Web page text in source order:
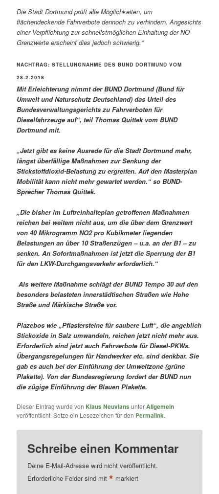
Die Stadt Dortmund prüft alle Möglichkeiten, um
flächendeckende Fahrverbote dennoch zu verhindern. Angesichts
einer Verpflichtung zur schnellstmöglichen Einhaltung der NO-
Grenzwerte erscheint dies jedoch schwierig.“
NACHTRAG: STELLUNGNAHME DES BUND DORTMUND VOM
28.2.2018
Mit Erleichterung nimmt der BUND Dortmund (Bund für
Umwelt und Naturschutz Deutschland) das Urteil des
Bundesverwaltungsgerichts zu Fahrverboten für
Dieselfahrzeuge auf“, teil Thomas Quittek vom BUND
Dortmund mit.
„Jetzt gibt es keine Ausrede für die Stadt Dortmund mehr,
längst überfällige Maßnahmen zur Senkung der
Stickstoffdioxid-Belastung zu ergreifen. Auf den Masterplan
Mobilität kann nicht mehr gewartet werden.“ so BUND-
Sprecher Thomas Quittek.
„Die bisher im Luftreinhalteplan getroffenen Maßnahmen
reichen bei weitem nicht aus, um die über dem Grenzwert
von 40 Mikrogramm NO2 pro Kubikmeter liegenden
Belastungen an über 10 Straßenzügen – u.a. an der B1 – zu
senken. An Sofortmaßnahmen ist jetzt die Sperrung der B1
für den LKW-Durchgangsverkehr erforderlich.“
Als weitere Maßnahme schlägt der BUND Tempo 30 auf den
besonders belasteten innerstädtischen Straßen wie Hohe
Straße und Märkische Straße vor.
Plazebos wie „Pflastersteine für saubere Luft“, die angeblich
Stickoxide in Salz umwandeln, reichen jetzt nicht mehr aus.
Erforderlich sind jetzt auch Fahrverbote für Diesel-PKWs.
Übergangsregelungen für Handwerker etc. sind denkbar. Sie
gab es auch bei der Einführung der Umweltzone (grüne
Plakette). Von der Bundesregierung fordert der BUND nun
die zügige Einführung der Blauen Plakette.
Dieser Eintrag wurde von Klaus Neuvians unterAllgemein
veröffentlicht. Setze ein Lesezeichen für den Permalink.
Schreibe einen Kommentar
Deine E-Mail-Adresse wird nicht veröffentlicht.
Erforderliche Felder sind mit* markiert